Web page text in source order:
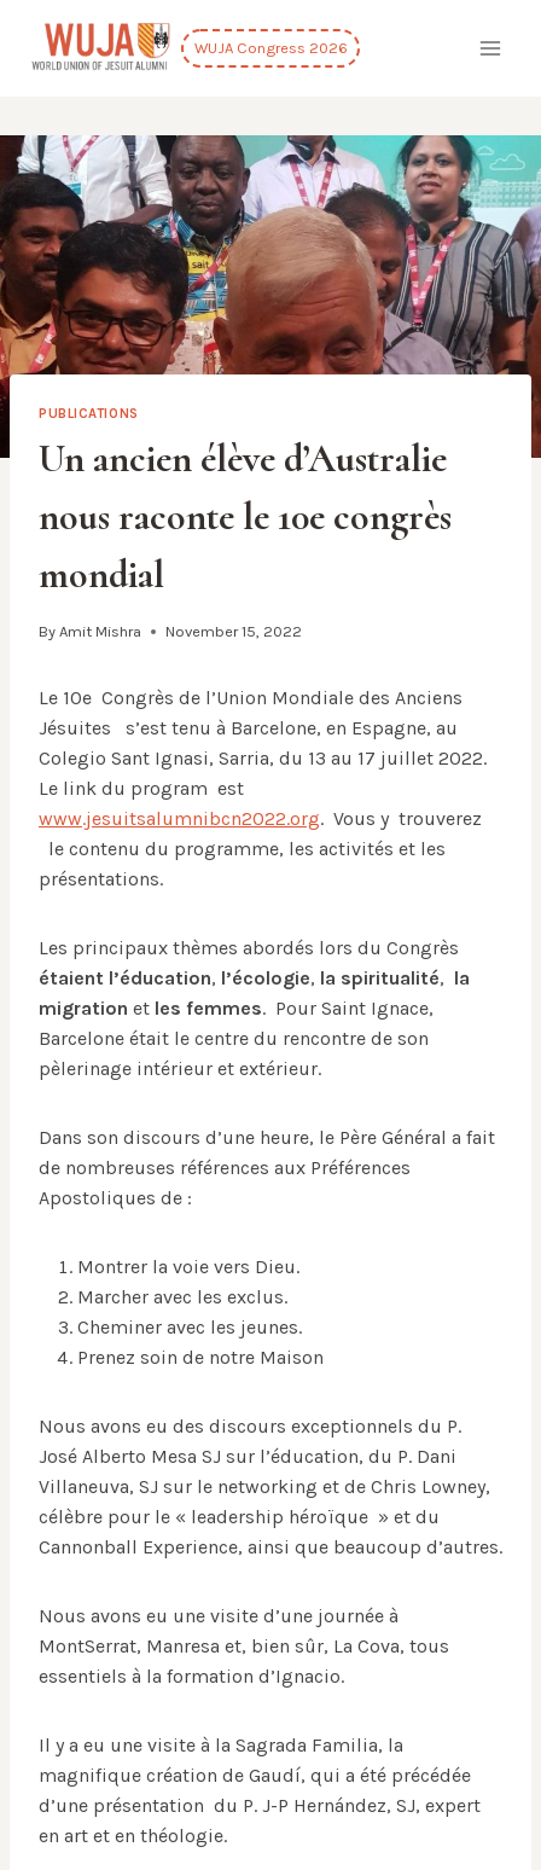
content
WUJA Congress 2026
PUBLICATIONS
Un ancien élève d’Australie
nous raconte le 10e congrès
mondial
By Amit Mishra November 15, 2022
Le 10e Congrès de l’Union Mondiale des Anciens
Jésuites s’est tenu à Barcelone, en Espagne, au
Colegio Sant Ignasi, Sarria, du 13 au 17 juillet 2022.
Le link du program est
www.jesuitsalumnibcn2022.org. Vous y trouverez
le contenu du programme, les activités et les
présentations.
Les principaux thèmes abordés lors du Congrès
étaient l’éducation, l’écologie, la spiritualité, la
migration et les femmes. Pour Saint Ignace,
Barcelone était le centre du rencontre de son
pèlerinage intérieur et extérieur.
Dans son discours d’une heure, le Père Général a fait
de nombreuses références aux Préférences
Apostoliques de :
Montrer la voie vers Dieu.
Marcher avec les exclus.
Cheminer avec les jeunes.
Prenez soin de notre Maison
Nous avons eu des discours exceptionnels du P.
José Alberto Mesa SJ sur l’éducation, du P. Dani
Villaneuva, SJ sur le networking et de Chris Lowney,
célèbre pour le « leadership héroïque » et du
Cannonball Experience, ainsi que beaucoup d’autres.
Nous avons eu une visite d’une journée à
MontSerrat, Manresa et, bien sûr, La Cova, tous
essentiels à la formation d’Ignacio.
Il y a eu une visite à la Sagrada Familia, la
magnifique création de Gaudí, qui a été précédée
d’une présentation du P. J-P Hernández, SJ, expert
en art et en théologie.